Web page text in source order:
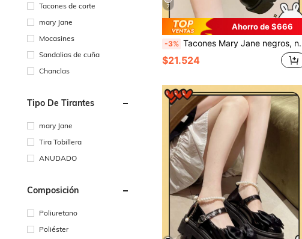
Tacones de corte
mary Jane
Mocasines
Sandalias de cuña
Chanclas
Tipo De Tirantes
mary Jane
Tira Tobillera
ANUDADO
Composición
Poliuretano
Poliéster
7
Ahorro de $666
-3% Tacones Mary Jane negros, nuevos lanzamientos de verano 2024, versátiles, estilo escolar, plataforma, zapatos planos para mujer
$21.524